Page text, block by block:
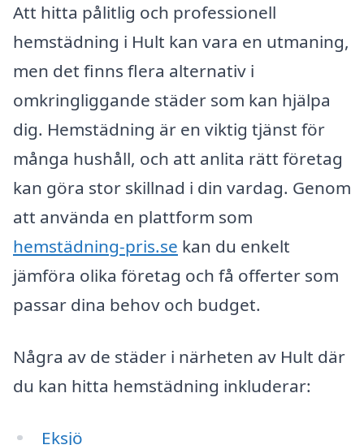
Att hitta pålitlig och professionell
hemstädning i Hult kan vara en utmaning,
men det finns flera alternativ i
omkringliggande städer som kan hjälpa
dig. Hemstädning är en viktig tjänst för
många hushåll, och att anlita rätt företag
kan göra stor skillnad i din vardag. Genom
att använda en plattform som
hemstädning-pris.se kan du enkelt
jämföra olika företag och få offerter som
passar dina behov och budget.
Några av de städer i närheten av Hult där
du kan hitta hemstädning inkluderar:
Eksjö